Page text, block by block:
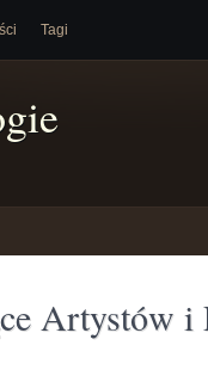
Tagi
Artystów i